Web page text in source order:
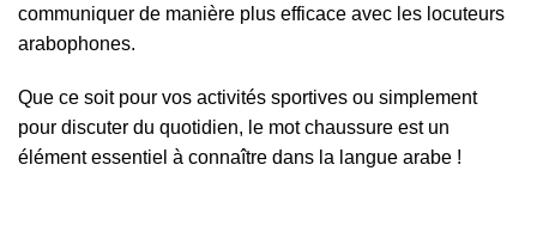
communiquer de manière plus efficace avec les locuteurs
arabophones.
Que ce soit pour vos activités sportives ou simplement
pour discuter du quotidien, le mot chaussure est un
élément essentiel à connaître dans la langue arabe !